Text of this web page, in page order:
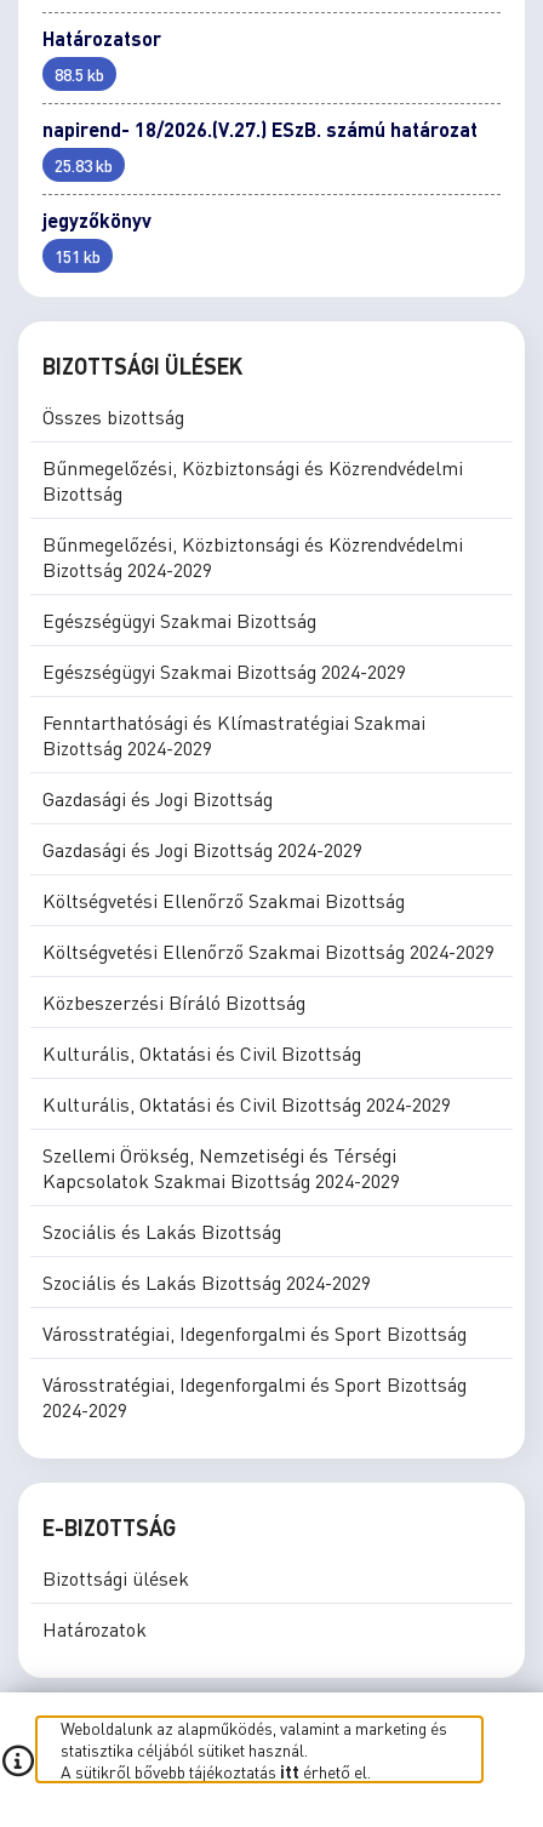
Határozatsor
88.5 kb
napirend- 18/2026.(V.27.) ESzB. számú határozat
25.83 kb
jegyzőkönyv
151 kb
BIZOTTSÁGI ÜLÉSEK
Összes bizottság
Bűnmegelőzési, Közbiztonsági és Közrendvédelmi
Bizottság
Bűnmegelőzési, Közbiztonsági és Közrendvédelmi
Bizottság 2024-2029
Egészségügyi Szakmai Bizottság
Egészségügyi Szakmai Bizottság 2024-2029
Fenntarthatósági és Klímastratégiai Szakmai
Bizottság 2024-2029
Gazdasági és Jogi Bizottság
Gazdasági és Jogi Bizottság 2024-2029
Költségvetési Ellenőrző Szakmai Bizottság
Költségvetési Ellenőrző Szakmai Bizottság 2024-2029
Közbeszerzési Bíráló Bizottság
Kulturális, Oktatási és Civil Bizottság
Kulturális, Oktatási és Civil Bizottság 2024-2029
Szellemi Örökség, Nemzetiségi és Térségi
Kapcsolatok Szakmai Bizottság 2024-2029
Szociális és Lakás Bizottság
Szociális és Lakás Bizottság 2024-2029
Városstratégiai, Idegenforgalmi és Sport Bizottság
Városstratégiai, Idegenforgalmi és Sport Bizottság
2024-2029
E-BIZOTTSÁG
Bizottsági ülések
Határozatok
E-közgyűlés E-Bizottság Élő közvetítés
Weboldalunk az alapműködés, valamint a marketing és
statisztika céljából sütiket használ.
A sütikről bővebb tájékoztatás itt érhető el.